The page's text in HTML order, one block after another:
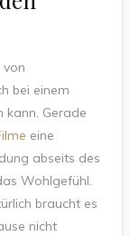
von
bei einem
kann. Gerade
eine
abseits des
Wohlgefühl.
braucht es
nicht